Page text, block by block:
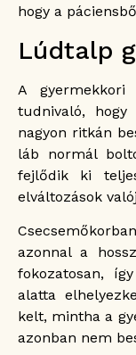
hogy a
Lúdtalp
A
tudnivaló,
nagyon ritkán
láb normál
fejlődik ki
elváltozások
azonnal a
fokozatosan,
alatta
kelt, mintha a
azonban nem